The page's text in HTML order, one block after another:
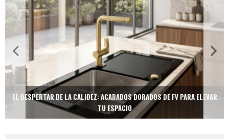
TECNOLOGÍA Y BIENESTAR DE VANGUARDIA: EL INODORO INTELIGENTE
NEOTECH DE FV.